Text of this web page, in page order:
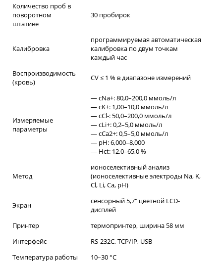
Количество проб в
поворотном
штативе
30 пробирок
Калибровка
программируемая автоматическая
калибровка по двум точкам
каждый час
Воспроизводимость
(кровь)
CV ≤ 1 % в диапазоне измерений
Измеряемые
параметры
— cNa+: 80,0–200,0 ммоль/л
— cK+: 1,00–10,0 ммоль/л
— cCl-: 50,0–200,0 ммоль/л
— cLi+: 0,2–5,0 ммоль/л
— cCa2+: 0,5–5,0 ммоль/л
— pH: 6,000–8,000
— Hct: 12,0–65,0 %
Метод
ионоселективный анализ
(ионоселективные электроды Na, K,
Cl, Li, Ca, pH)
Экран
сенсорный 5,7" цветной LCD-
дисплей
Принтер
термопринтер, ширина 58 мм
Интерфейс
RS-232C, TCP/IP, USB
Температура работы
10–30 °С